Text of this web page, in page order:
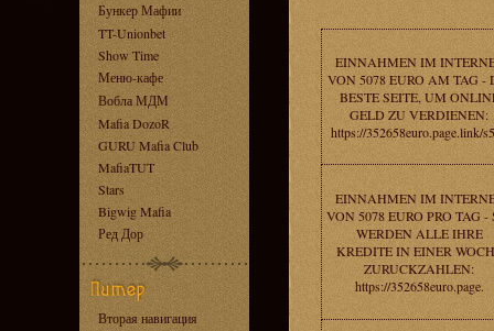
Бункер Мафии
TT-Unionbet
Show Time
Меню-кафе
Вобла МДМ
Mafia DozoR
GURU Mafia Club
MafiaTUT
Stars
Bigwig Mafia
Ред Дор
Вторая навигация
EINNAHMEN IM
VON 5078 EURO AM TAG -
BESTE SEITE, UM
GELD ZU VERDIENEN:
https://352658euro.page.link/
EINNAHMEN IM
VON 5078 EURO PRO TAG -
WERDEN ALLE IHRE
KREDITE IN EINER
ZURUCKZAHLEN:
https://352658euro.page.